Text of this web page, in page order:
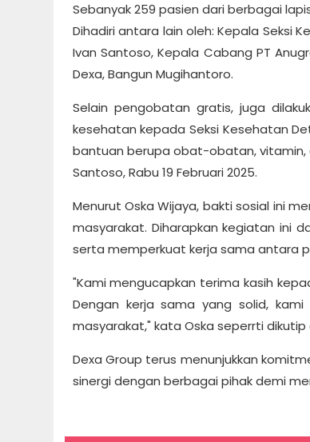
Sebanyak 259 pasien dari berbagai
Dihadiri antara lain oleh: Kepala Seksi
Ivan Santoso, Kepala Cabang PT
Dexa, Bangun Mugihantoro.
Selain pengobatan gratis, juga
kesehatan kepada Seksi Kesehatan
bantuan berupa obat-obatan, vitamin,
Santoso, Rabu 19 Februari 2025.
Menurut Oska Wijaya, bakti sosial ini
masyarakat. Diharapkan kegiatan ini
serta memperkuat kerja sama antara
"Kami mengucapkan terima kasih
Dengan kerja sama yang solid,
masyarakat," kata Oska seperrti dikutip
Dexa Group terus menunjukkan
sinergi dengan berbagai pihak demi